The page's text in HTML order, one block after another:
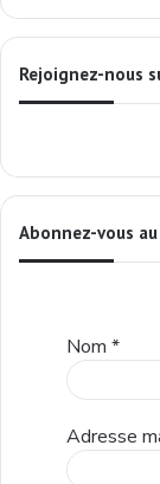
Rejoignez-nous
Abonnez-vous
Nom *
Adresse